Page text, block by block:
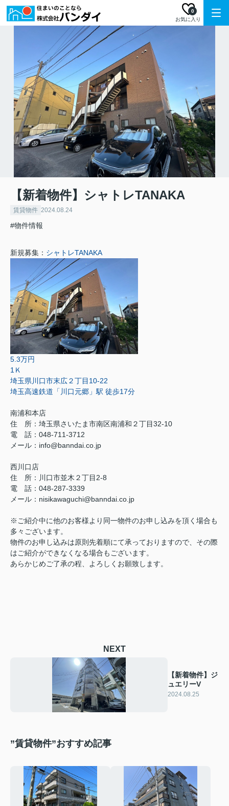
お気に入り
0
【新着物件】シャトレTANAKA
賃貸物件 2024.08.24
#物件情報
新規募集： シャトレTANAKA
5.3万円
1Ｋ
埼玉県川口市末広２丁目10-22
埼玉高速鉄道「川口元郷」駅 徒歩17分
南浦和本店
住 所： 埼玉県さいたま市南区南浦和２丁目32-10
電 話：048-711-3712
メール： info@banndai.co.jp
西川口店
住 所： 川口市並木２丁目2-8
電 話：048-287-3339
メール ： nisikawaguchi@banndai.co.jp
※ご紹介中に他のお客様より同一物件のお申し込みを頂く場合も
多々ございます。
物件のお申し込みは原則先着順にて承っておりますので、その際
はご紹介ができなくなる場合もございます。
あらかじめご了承の程、よろしくお願致します。
NEXT
【新着物件】ジ
ュエリーV
2024.08.25
”賃貸物件”おすすめ記事